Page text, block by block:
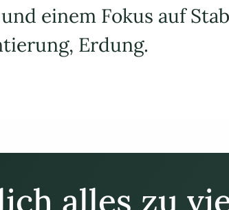
einem Fokus auf
Erdung.
alles zu